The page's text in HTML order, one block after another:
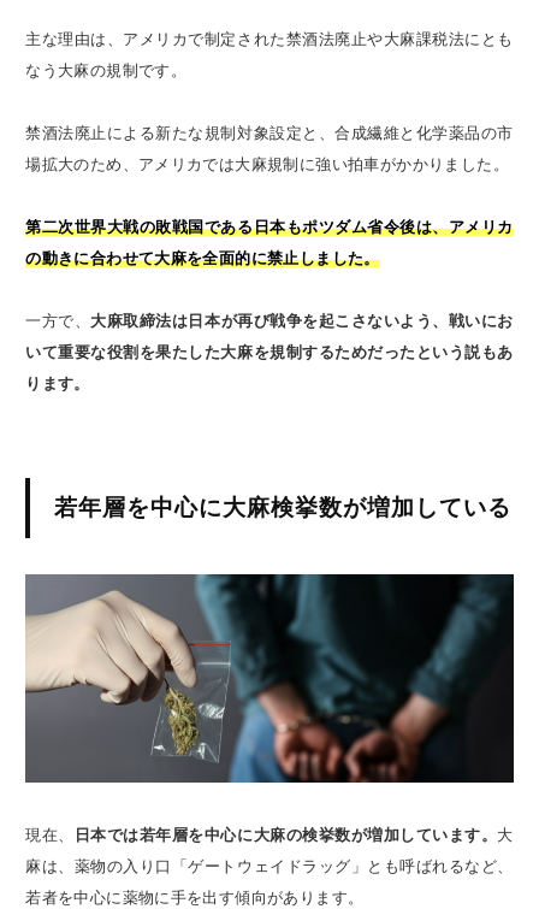
主な理由は、アメリカで制定された禁酒法廃止や大麻課税法にとも
なう大麻の規制です。
禁酒法廃止による新たな規制対象設定と、合成繊維と化学薬品の市
場拡大のため、アメリカでは大麻規制に強い拍車がかかりました。
第二次世界大戦の敗戦国である日本もポツダム省令後は、アメリカ
の動きに合わせて大麻を全面的に禁止しました。
一方で、大麻取締法は日本が再び戦争を起こさないよう、戦いにお
いて重要な役割を果たした大麻を規制するためだったという説もあ
ります。
若年層を中心に大麻検挙数が増加している
現在、 日本では若年層を中心に大麻の検挙数が増加しています。 大
麻は、薬物の入り口「ゲートウェイドラッグ」とも呼ばれるなど、
若者を中心に薬物に手を出す傾向があります。